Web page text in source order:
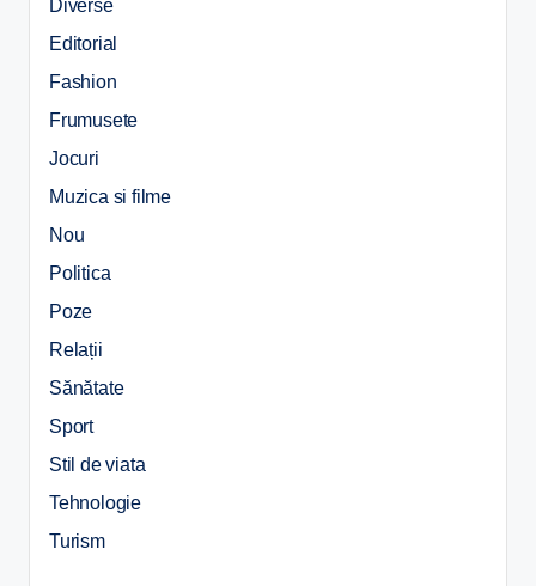
Diverse
Editorial
Fashion
Frumusete
Jocuri
Muzica si filme
Nou
Politica
Poze
Relații
Sănătate
Sport
Stil de viata
Tehnologie
Turism